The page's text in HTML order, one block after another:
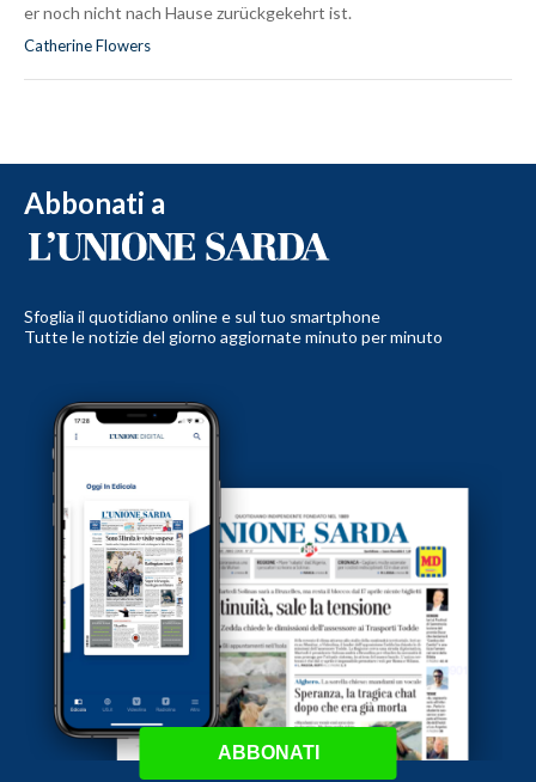
er noch nicht nach Hause zurückgekehrt ist.
Catherine Flowers
Abbonati a
Sfoglia il quotidiano online e sul tuo smartphone
Tutte le notizie del giorno aggiornate minuto per minuto
ABBONATI